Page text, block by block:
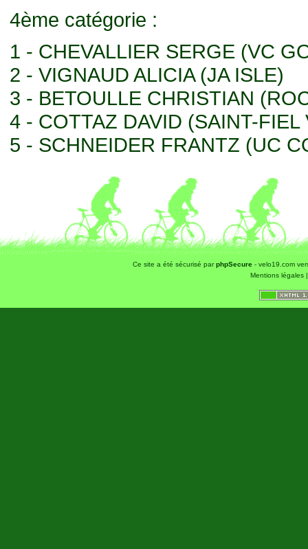
4ème catégorie :
1 - CHEVALLIER SERGE (VC
2 - VIGNAUD ALICIA (JA ISLE)
3 - BETOULLE CHRISTIAN
4 - COTTAZ DAVID (SAINT-FIEL
5 - SCHNEIDER FRANTZ (UC
Ce site a été sécurisé parphpSecure - velo19.com
Mentions légales